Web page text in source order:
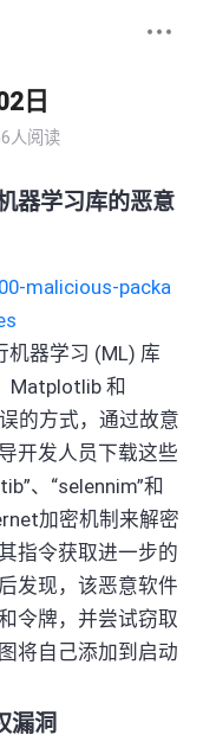
日
人阅读
器学习库的恶意
malicious-packa
机器学习 (ML) 库
Matplotlib 和
的方式，通过故意
开发人员下载这些
、“selennim”和
加密机制来解密
指令获取进一步的
发现，该恶意软件
令牌，并尝试窃取
将自己添加到启动
漏洞